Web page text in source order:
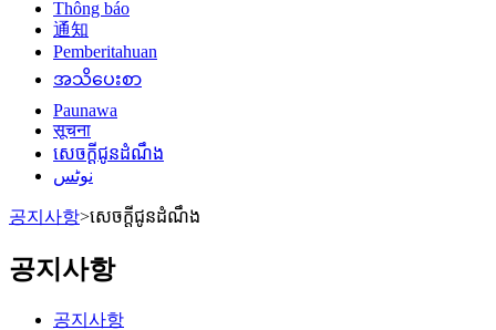
Thông báo
通知
Pemberitahuan
အသိပေးစာ
Paunawa
सूचना
សេចក្តីជូនដំណឹង
نوٹس
공지사항>សេចក្តីជូនដំណឹង
공지사항
공지사항